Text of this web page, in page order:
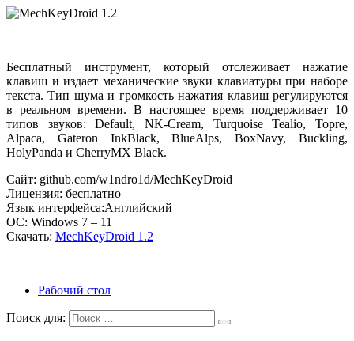
Бесплатный инструмент, который отслеживает нажатие
клавиш и издает механические звуки клавиатуры при наборе
текста. Тип шума и громкость нажатия клавиш регулируются
в реальном времени. В настоящее время поддерживает 10
типов звуков: Default, NK-Cream, Turquoise Tealio, Topre,
Alpaca, Gateron InkBlack, BlueAlps, BoxNavy, Buckling,
HolyPanda и CherryMX Black.
Сайт: github.com/w1ndro1d/MechKeyDroid
Лицензия: бесплатно
Язык интерфейса:Английский
ОС: Windows 7 – 11
Скачать: MechKeyDroid 1.2
Рабочий стол
Поиск для: